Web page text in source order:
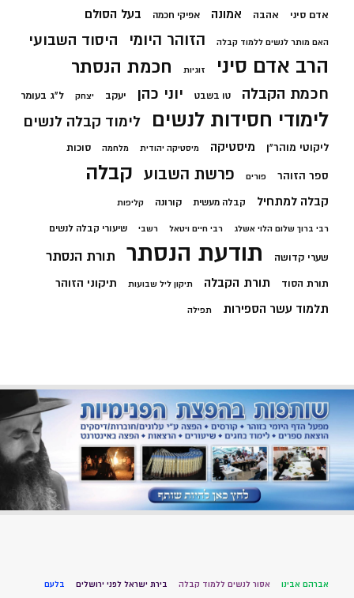
אדם סיני אהבה אמונה אפיקי חכמה בעל הסולם
האם מותר לנשים ללמוד קבלה הזוהר היומי היסוד השבועי
הרב אדם סיני זוגיות חכמת הנסתר
חכמת הקבלה טו בשבט יוני כהן יעקב יצחק ל"ג בעומר
לימודי חסידות לנשים לימוד קבלה לנשים
ליקוטי מוהר"ן מיסטיקה מיסטיקה יהודית מלחמה סוכות
ספר הזוהר פורים פרשת השבוע קבלה
קבלה למתחיל קבלה מעשית קורונה קליפות
רבי ברוך שלום הלוי אשלג רבי חיים ויטאל רשבי שיעורי קבלה לנשים
שערי קדושה תודעת הנסתר תורת הנסתר
תורת הסוד תורת הקבלה תיקון ליל שבועות תיקוני הזוהר
תלמוד עשר הספירות תפילה
אברהם אבינו אסור לנשים ללמוד קבלה בירת ישראל לפני ירושלים בלעם